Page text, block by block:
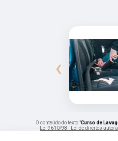
‹
O conteúdo do texto "Curso de
– Lei 9610/98 - Lei de direitos